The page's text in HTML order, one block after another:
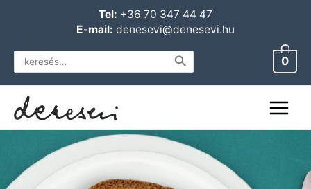
Tel: +36 70 347 44 47
E-mail: denesevi@denesevi.hu
Search
for:
0